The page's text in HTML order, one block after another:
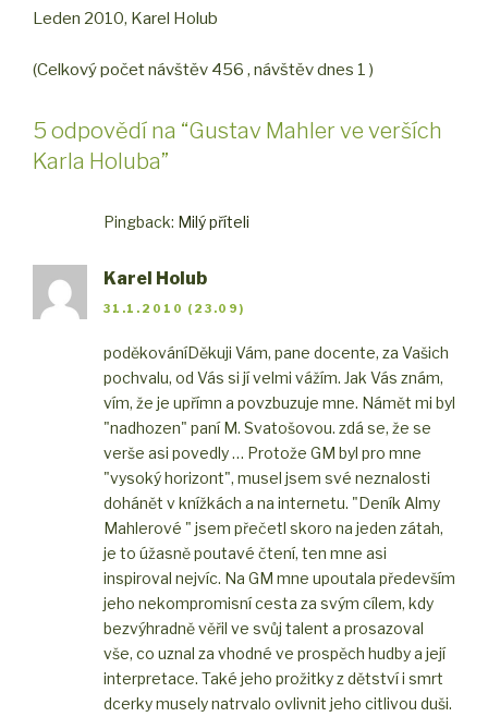
Leden 2010, Karel Holub
(Celkový počet návštěv 456 , návštěv dnes 1 )
5 odpovědí na “Gustav Mahler ve verších
Karla Holuba”
Pingback: Milý příteli
Karel Holub
31.1.2010 (23.09)
poděkováníDěkuji Vám, pane docente, za Vašich
pochvalu, od Vás si jí velmi vážím. Jak Vás znám,
vím, že je upřímn a povzbuzuje mne. Námět mi byl
"nadhozen" paní M. Svatošovou. zdá se, že se
verše asi povedly … Protože GM byl pro mne
"vysoký horizont", musel jsem své neznalosti
dohánět v knížkách a na internetu. "Deník Almy
Mahlerové " jsem přečetl skoro na jeden zátah,
je to úžasně poutavé čtení, ten mne asi
inspiroval nejvíc. Na GM mne upoutala především
jeho nekompromisní cesta za svým cílem, kdy
bezvýhradně věřil ve svůj talent a prosazoval
vše, co uznal za vhodné ve prospěch hudby a její
interpretace. Také jeho prožitky z dětství i smrt
dcerky musely natrvalo ovlivnit jeho citlivou duši.